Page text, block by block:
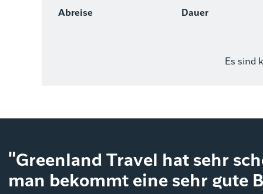
Abreise Dauer
Es sind
"Greenland Travel hat sehr
man bekommt eine sehr gute